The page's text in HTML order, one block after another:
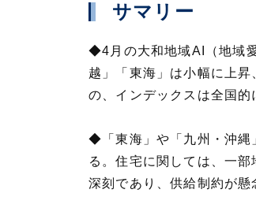
サマリー
◆4月の大和地域AI（地域
越」「東海」は小幅に上
の、インデックスは全国的
◆「東海」や「九州・沖縄
る。住宅に関しては、一
深刻であり、供給制約が懸